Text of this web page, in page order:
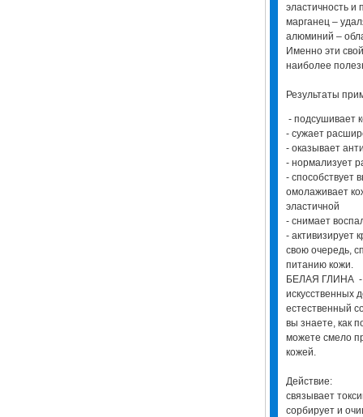
эластичность и
марганец –
алюминий –
Именно эти
наиболее
Результаты
- подсушивает
- сужает
- оказывает
- нормализует
- способствует
омолаживает
эластичной
- снимает
- активизирует
свою очередь,
питанию кожи.
БЕЛАЯ ГЛИНА -
искусственных
естественный
вы знаете, как
можете смело
кожей.
Действие:
связывает
сорбирует и